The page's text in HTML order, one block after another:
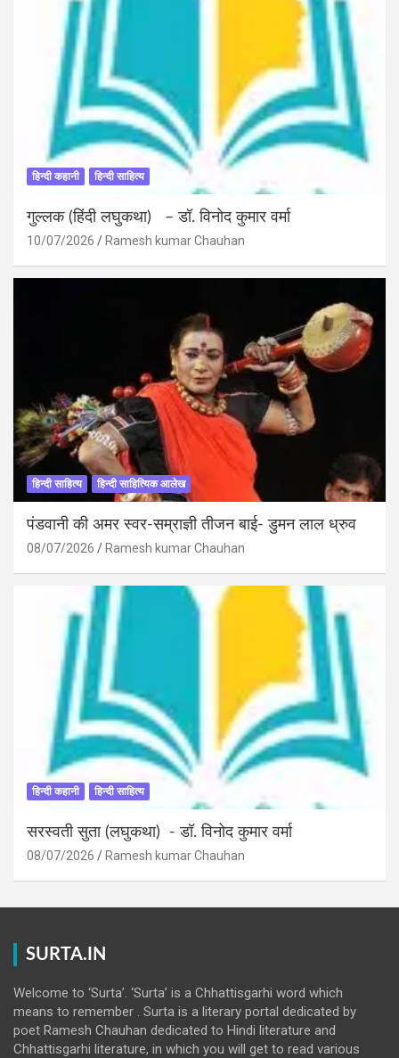
हिन्दी कहानी हिन्दी साहित्य
गुल्लक (हिंदी लघुकथा) – डॉ. विनोद कुमार वर्मा
10/07/2026 Ramesh kumar Chauhan
हिन्दी साहित्य हिन्दी साहित्यिक आलेख
पंडवानी की अमर स्वर-सम्राज्ञी तीजन बाई- डुमन लाल ध्रुव
08/07/2026 Ramesh kumar Chauhan
हिन्दी कहानी हिन्दी साहित्य
सरस्वती सुता (लघुकथा) ​- डॉ. विनोद कुमार वर्मा
08/07/2026 Ramesh kumar Chauhan
SURTA.IN
Welcome to ‘Surta’. ‘Surta’ is a Chhattisgarhi word which
means to remember . Surta is a literary portal dedicated by
poet Ramesh Chauhan dedicated to Hindi literature and
Chhattisgarhi literature, in which you will get to read various